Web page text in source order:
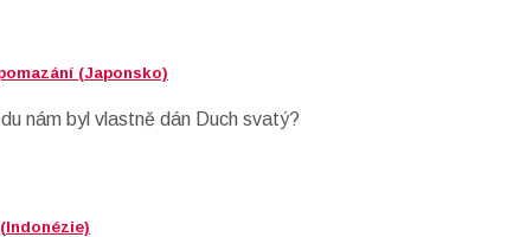
(Japonsko)
nám byl vlastně dán Duch svatý?